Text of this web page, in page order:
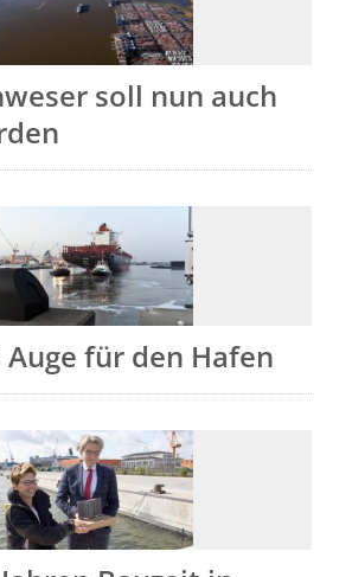
soll nun auch
Auge für den Hafen